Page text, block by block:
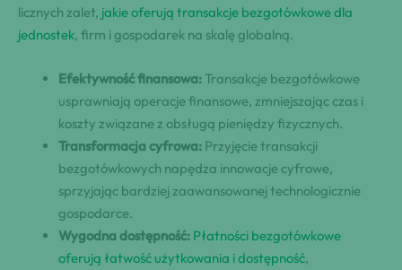
licznych zalet, jakie oferują transakcje bezgotówkowe dla
jednostek, firm i gospodarek na skalę globalną.
Efektywność finansowa:Transakcje bezgotówkowe
usprawniają operacje finansowe, zmniejszając czas i
koszty związane z obsługą pieniędzy fizycznych.
Transformacja cyfrowa: Przyjęcie transakcji
bezgotówkowych napędza innowacje cyfrowe,
sprzyjając bardziej zaawansowanej technologicznie
gospodarce.
Wygodna dostępność: Płatności bezgotówkowe
oferują łatwość użytkowania i dostępność,